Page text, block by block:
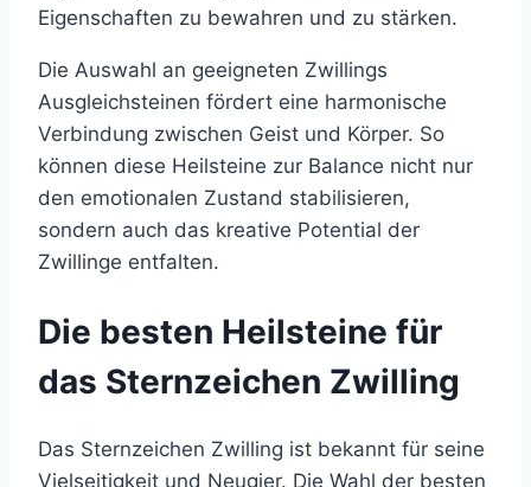
Eigenschaften zu bewahren und zu stärken.
Die Auswahl an geeigneten Zwillings
Ausgleichsteinen fördert eine harmonische
Verbindung zwischen Geist und Körper. So
können diese Heilsteine zur Balance nicht nur
den emotionalen Zustand stabilisieren,
sondern auch das kreative Potential der
Zwillinge entfalten.
Die besten Heilsteine für
das Sternzeichen Zwilling
Das Sternzeichen Zwilling ist bekannt für seine
Vielseitigkeit und Neugier. Die Wahl der besten